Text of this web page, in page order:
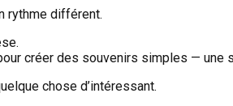
rythme différent.
créer des souvenirs simples — une
chose d’intéressant.